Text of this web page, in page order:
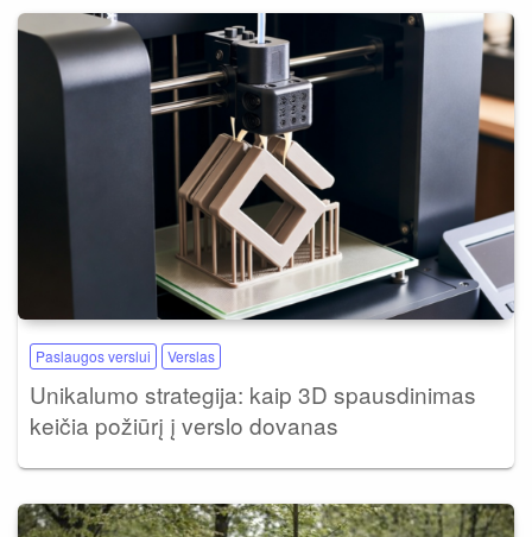
Paslaugos verslui Verslas
Unikalumo strategija: kaip 3D spausdinimas
keičia požiūrį į verslo dovanas